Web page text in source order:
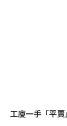
工廈一手「平